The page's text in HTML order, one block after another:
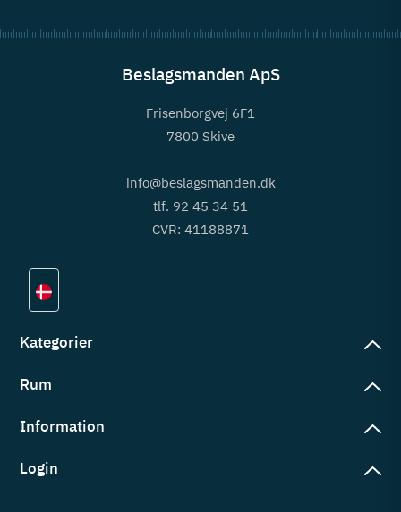
Beslagsmanden ApS
Frisenborgvej 6F1
7800 Skive
info@beslagsmanden.dk
tlf. 92 45 34 51
CVR: 41188871
Kategorier
Rum
Information
Login